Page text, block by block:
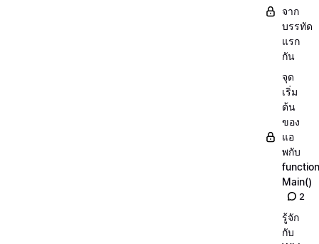
จาก
บรรทัด
แรก
กัน
จุด
เริ่ม
ต้น
ของ
แอ
พกับ
function
Main()
2
รู้จัก
กับ